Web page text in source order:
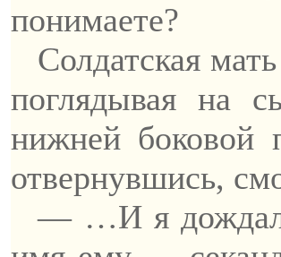
понимаете?
Солдатская
поглядывая на
нижней боковой
отвернувшись,
— …И я